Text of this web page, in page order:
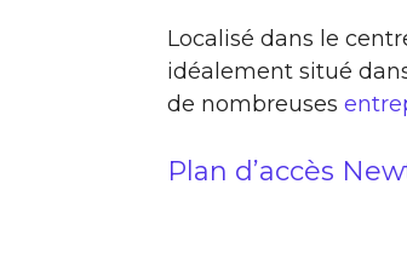
Localisé dans le
idéalement situé
de nombreuses
Plan d’accès